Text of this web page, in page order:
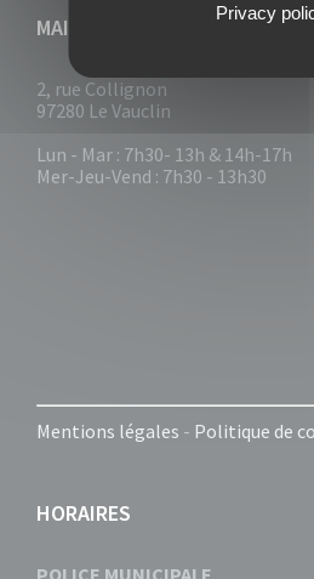
MAIRIE DU VAUCLIN
2, rue Collignon
97280 Le Vauclin
Lun - Mar : 7h30- 13h & 14h-17h
Mer-Jeu-Vend : 7h30 - 13h30
Mentions légales - Politique de
HORAIRES
POLICE MUNICIPALE
Privacy